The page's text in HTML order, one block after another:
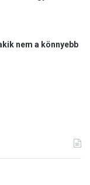
nem a könnyebb